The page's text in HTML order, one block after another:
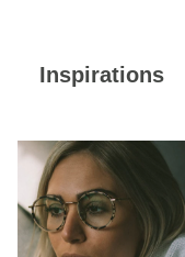
Inspirations